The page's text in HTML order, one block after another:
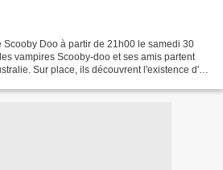
Doo à partir de 21h00 le samedi 30
vampires Scooby-doo et ses amis partent
Sur place, ils découvrent l'existence d'un